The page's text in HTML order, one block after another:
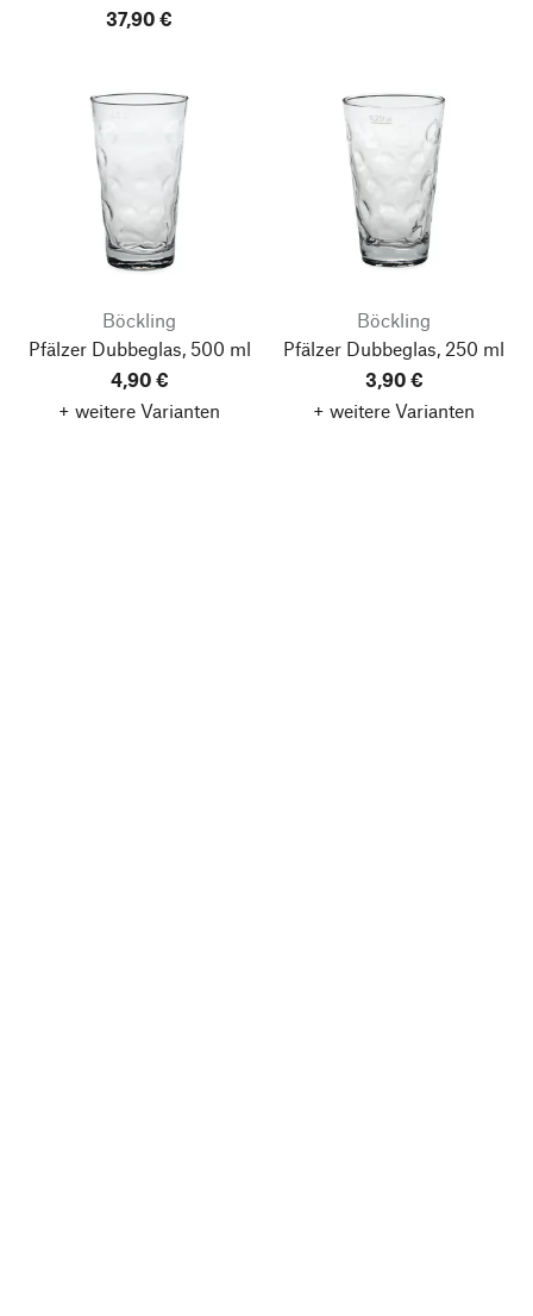
37,90 €
Böckling
Pfälzer Dubbeglas, 500 ml
4,90 €
+ weitere Varianten
Böckling
Pfälzer Dubbeglas, 250 ml
3,90 €
+ weitere Varianten